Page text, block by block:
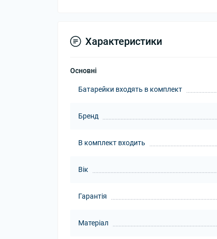
Характеристики
Основні
Батарейки входять в комплект
Бренд
В комплект входить
Вік
Гарантія
Матеріал